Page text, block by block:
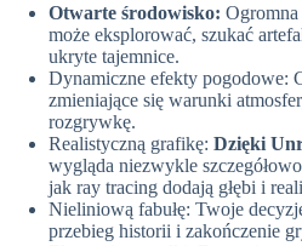
Otwarte środowisko:
może eksplorować, szukać
ukryte tajemnice.
Dynamiczne efekty pogodowe:
zmieniające się warunki
rozgrywkę.
Realistyczną grafikę: Dzięki
wygląda niezwykle
jak ray tracing dodają głębi i
Nieliniową fabułę: Twoje
przebieg historii i zakończenie